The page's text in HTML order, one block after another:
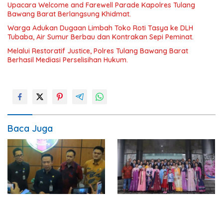
Upacara Welcome and Farewell Parade Kapolres Tulang
Bawang Barat Berlangsung Khidmat.
Warga Adukan Dugaan Limbah Toko Roti Tasya ke DLH
Tubaba, Air Sumur Berbau dan Kontrakan Sepi Peminat.
Melalui Restoratif Justice, Polres Tulang Bawang Barat
Berhasil Mediasi Perselisihan Hukum.
Baca Juga